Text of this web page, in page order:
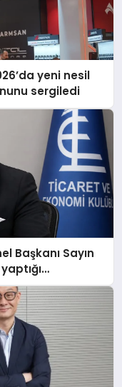
yeni nesil
sergiledi
Başkanı Sayın